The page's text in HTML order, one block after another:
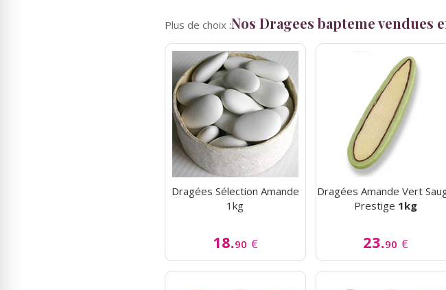
Plus de choix :Nos Dragees bapteme vendues
Dragées Sélection Amande
1kg
18.90 €
Dragées Amande Vert
Prestige 1kg
23.90 €